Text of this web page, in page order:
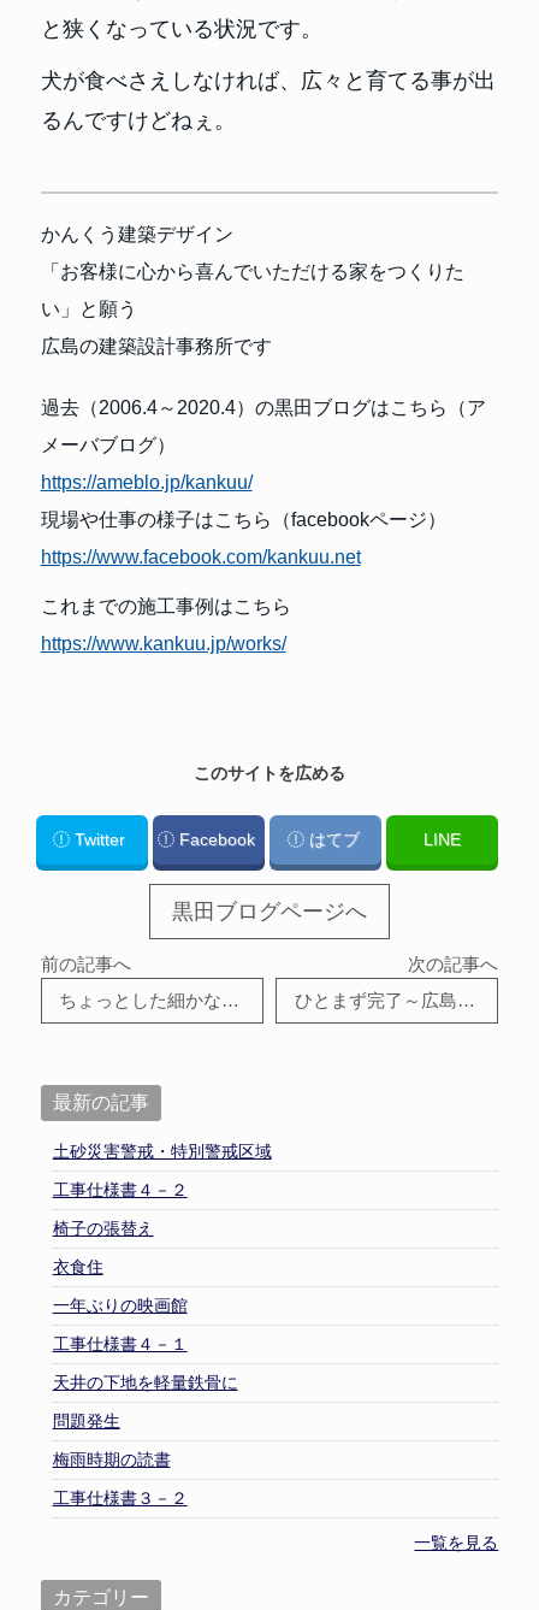
と狭くなっている状況です。
犬が食べさえしなければ、広々と育てる事が出
るんですけどねぇ。
かんくう建築デザイン
「お客様に心から喜んでいただける家をつくりた
い」と願う
広島の建築設計事務所です
過去（2006.4～2020.4）の黒田ブログはこちら（ア
メーバブログ）
https://ameblo.jp/kankuu/
現場や仕事の様子はこちら（facebookページ）
https://www.facebook.com/kankuu.net
これまでの施工事例はこちら
https://www.kankuu.jp/works/
このサイトを広める
Twitter Facebook はてブ LINE
黒田ブログページへ
前の記事へ
ちょっとした細かな工事～広島の建築設計ブログ～
次の記事へ
ひとまず完了～広島の建築設計ブログ～
最新の記事
土砂災害警戒・特別警戒区域
工事仕様書４－２
椅子の張替え
衣食住
一年ぶりの映画館
工事仕様書４－１
天井の下地を軽量鉄骨に
問題発生
梅雨時期の読書
工事仕様書３－２
一覧を見る
カテゴリー